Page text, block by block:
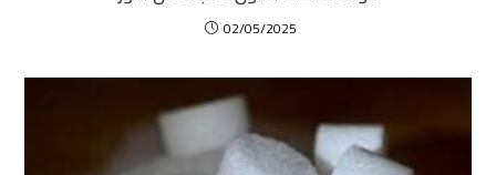
02/05/2025